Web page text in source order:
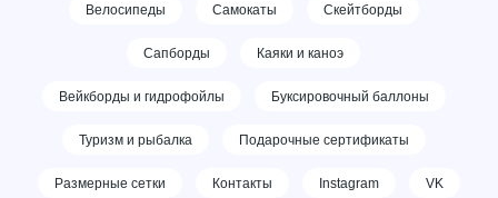
Велосипеды Самокаты Скейтборды
Сапборды Каяки и каноэ
Вейкборды и гидрофойлы Буксировочный баллоны
Туризм и рыбалка Подарочные сертификаты
Размерные сетки Контакты Instagram VK